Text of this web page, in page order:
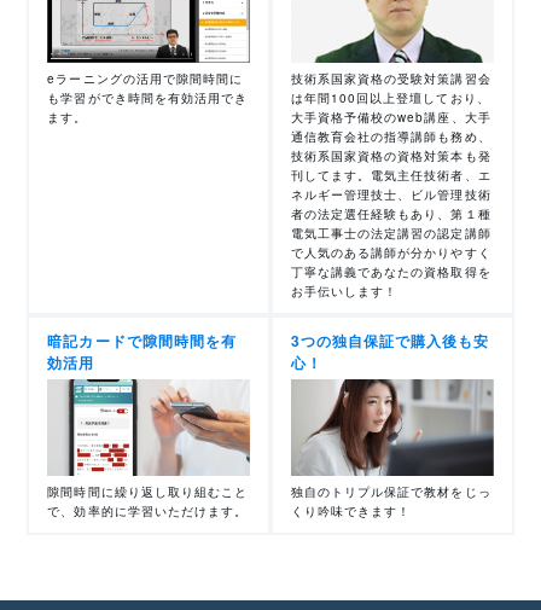
eラーニングの活用で隙間時間に
も学習ができ時間を有効活用でき
ます。
技術系国家資格の受験対策講習会
は年間100回以上登壇しており、
大手資格予備校のweb講座、大手
通信教育会社の指導講師も務め、
技術系国家資格の資格対策本も発
刊してます。電気主任技術者、エ
ネルギー管理技士、ビル管理技術
者の法定選任経験もあり、第１種
電気工事士の法定講習の認定講師
で人気のある講師が分かりやすく
丁寧な講義であなたの資格取得を
お手伝いします！
暗記カードで隙間時間を有
効活用
隙間時間に繰り返し取り組むこと
で、効率的に学習いただけます。
3つの独自保証で購入後も安
心！
独自のトリプル保証で教材をじっ
くり吟味できます！